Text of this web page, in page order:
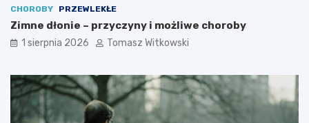
CHOROBY PRZEWLEKŁE
Zimne dłonie – przyczyny i możliwe choroby
1 sierpnia 2026 Tomasz Witkowski